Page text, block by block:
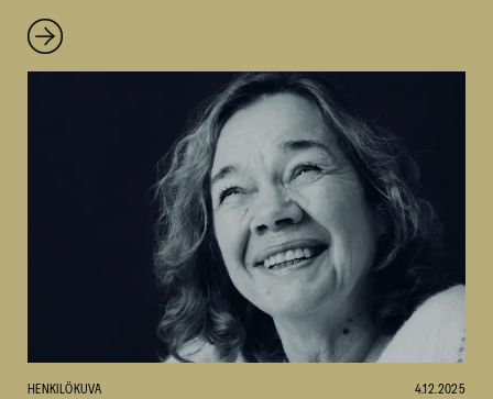
HENKILÖKUVA 4.12.2025